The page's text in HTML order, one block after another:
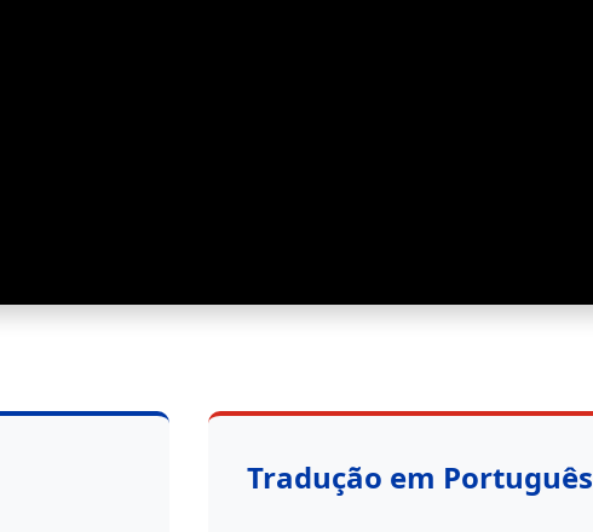
Tradução em Português